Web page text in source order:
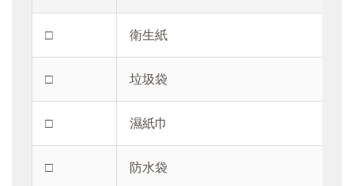
□ 衛生紙
□ 垃圾袋
□ 濕紙巾
□ 防水袋